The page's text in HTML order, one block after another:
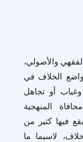
والأصولي،
الخلاف في
أو تجاهل
المنهجية
فيها كثير من
لاسيما ما